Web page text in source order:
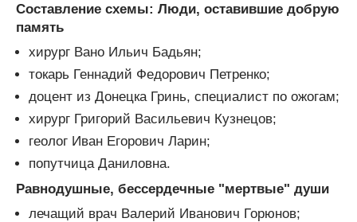
Составление схемы: Люди, оставившие добрую
память
хирург Вано Ильич Бадьян;
токарь Геннадий Федорович Петренко;
доцент из Донецка Гринь, специалист по ожогам;
хирург Григорий Васильевич Кузнецов;
геолог Иван Егорович Ларин;
попутчица Даниловна.
Равнодушные, бессердечные "мертвые" души
лечащий врач Валерий Иванович Горюнов;